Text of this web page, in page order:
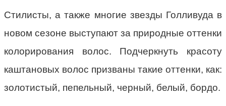
Стилисты, а также многие звезды Голливуда в
новом сезоне выступают за природные оттенки
колорирования волос. Подчеркнуть красоту
каштановых волос призваны такие оттенки, как:
золотистый, пепельный, черный, белый, бордо.